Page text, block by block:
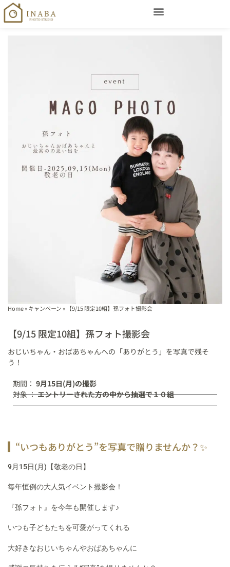
Home»キャンペーン » 【9/15 限定10組】孫フォト撮影会
【9/15 限定10組】孫フォト撮影会
おじいちゃん・おばあちゃんへの「ありがとう」を写真で残そ
う！
期間： 9月15日(月)の撮影
対象 ：エントリーされた方の中から抽選で１０組
“いつもありがとう”を写真で贈りませんか？✨
9月15日(月)【敬老の日】
毎年恒例の大人気イベント撮影会！
『孫フォト』を今年も開催します♪
いつも子どもたちを可愛がってくれる
大好きなおじいちゃんやおばあちゃんに